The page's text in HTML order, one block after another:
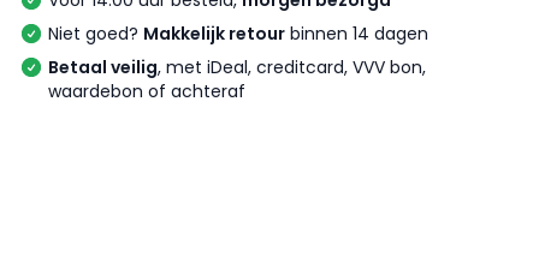
Niet goed? Makkelijk retour binnen 14 dagen
Betaal veilig, met iDeal, creditcard, VVV bon,
waardebon of achteraf